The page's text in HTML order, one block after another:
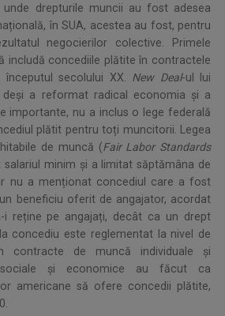
unde drepturile muncii au fost adesea
în SUA, acestea au fost, pentru
negocierilor colective. Primele
includă concediile plătite în contractele
secolului XX. New Deal-ul lui
deși a reformat radical economia și a
importante, nu a inclus o lege federală
plătit pentru toți muncitorii. Legea
de muncă (Fair Labor Standards
salariul minim și a limitat săptămâna de
nu a menționat concediul care a fost
beneficiu oferit de angajator, acordat
i reține pe angajați, decât ca un drept
concediu este reglementat la nivel de
contracte de muncă individuale și
sociale și economice au făcut ca
americane să ofere concedii plătite,